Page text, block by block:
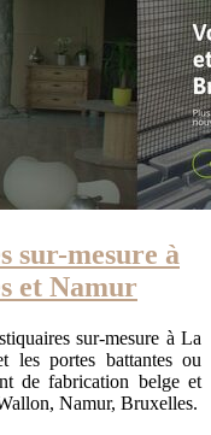
sur-mesure à
et Namur
sur-mesure à La
les portes battantes ou
de fabrication belge et
Namur, Bruxelles.